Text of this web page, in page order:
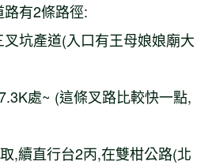
有2條路徑:
坑產道(入口有王母娘娘廟大
處~ (這條叉路比較快一點,
,續直行台2丙,在雙柑公路(北